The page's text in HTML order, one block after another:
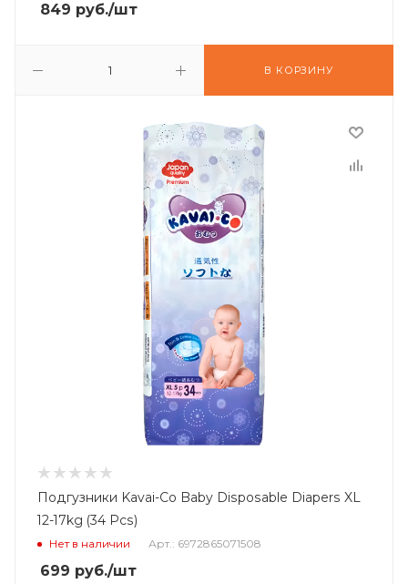
849 руб./шт
В КОРЗИНУ
Подгузники Kavai-Co Baby Disposable Diapers XL
12-17kg (34 Pcs)
Нет в наличии Арт.: 6972865071508
699 руб./шт